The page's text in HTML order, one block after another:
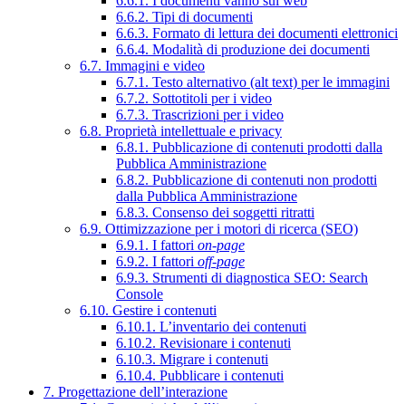
6.6.2. Tipi di documenti
6.6.3. Formato di lettura dei documenti elettronici
6.6.4. Modalità di produzione dei documenti
6.7. Immagini e video
6.7.1. Testo alternativo (alt text) per le immagini
6.7.2. Sottotitoli per i video
6.7.3. Trascrizioni per i video
6.8. Proprietà intellettuale e privacy
6.8.1. Pubblicazione di contenuti prodotti dalla
Pubblica Amministrazione
6.8.2. Pubblicazione di contenuti non prodotti
dalla Pubblica Amministrazione
6.8.3. Consenso dei soggetti ritratti
6.9. Ottimizzazione per i motori di ricerca (SEO)
6.9.1. I fattori on-page
6.9.2. I fattori off-page
6.9.3. Strumenti di diagnostica SEO: Search
Console
6.10. Gestire i contenuti
6.10.1. L’inventario dei contenuti
6.10.2. Revisionare i contenuti
6.10.3. Migrare i contenuti
6.10.4. Pubblicare i contenuti
7. Progettazione dell’interazione